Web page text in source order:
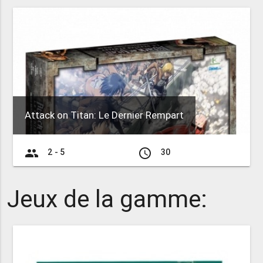
Attack on Titan: Le Dernier Rempart
group 2 - 5 access_time 30
Jeux de la gamme: